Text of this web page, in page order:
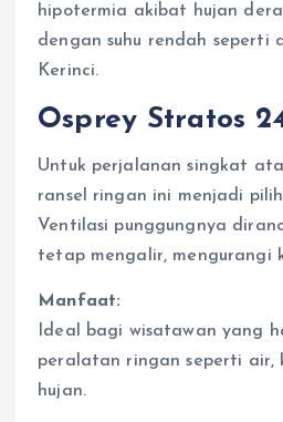
hipotermia akibat hujan
dengan suhu rendah seperti
Kerinci.
Osprey Stratos
Untuk perjalanan singkat
ransel ringan ini menjadi
Ventilasi punggungnya
tetap mengalir, mengurangi
Manfaat:
Ideal bagi wisatawan yang
peralatan ringan seperti air,
hujan.